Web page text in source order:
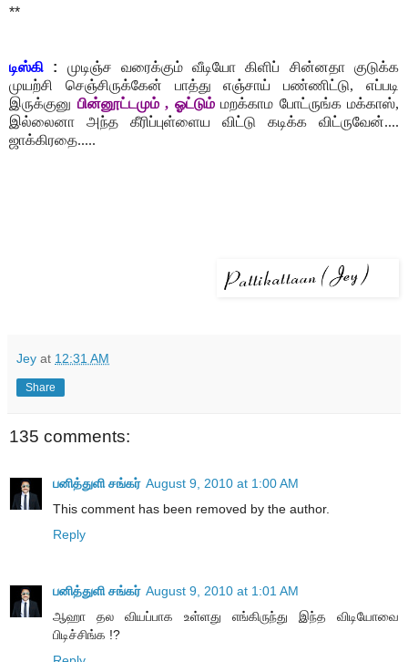
**
டிஸ்கி : முடிஞ்ச வரைக்கும் வீடியோ கிளிப் சின்னதா குடுக்க
முயற்சி செஞ்சிருக்கேன் பாத்து எஞ்சாய் பண்ணிட்டு, எப்படி
இருக்குனு பின்னூட்டமும் , ஓட்டும் மறக்காம போட்ருங்க மக்காஸ்,
இல்லைனா அந்த கீரிப்புள்ளைய விட்டு கடிக்க விட்ருவேன்....
ஜாக்கிரதை.....
Jey at 12:31 AM
Share
135 comments:
பனித்துளி சங்கர் August 9, 2010 at 1:00 AM
This comment has been removed by the author.
Reply
பனித்துளி சங்கர் August 9, 2010 at 1:01 AM
ஆஹா தல வியப்பாக உள்ளது எங்கிருந்து இந்த விடியோவை
பிடிச்சிங்க !?